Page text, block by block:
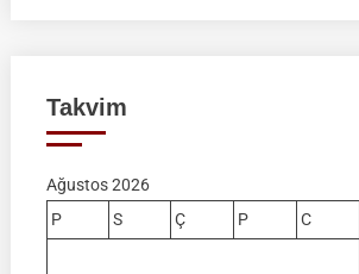
Takvim
Ağustos 2026
P
S Ç P C